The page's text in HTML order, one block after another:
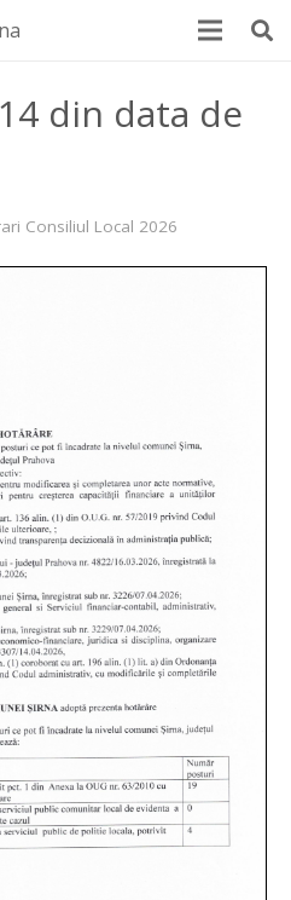
din data de
Consiliul Local 2026